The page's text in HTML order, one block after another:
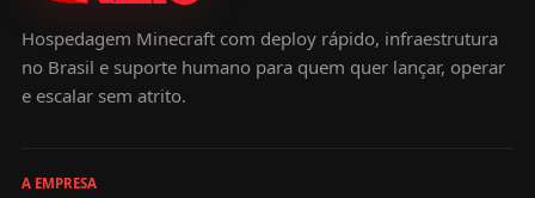
Hospedagem Minecraft com deploy rápido, infraestrutura
no Brasil e suporte humano para quem quer lançar, operar
e escalar sem atrito.
A EMPRESA